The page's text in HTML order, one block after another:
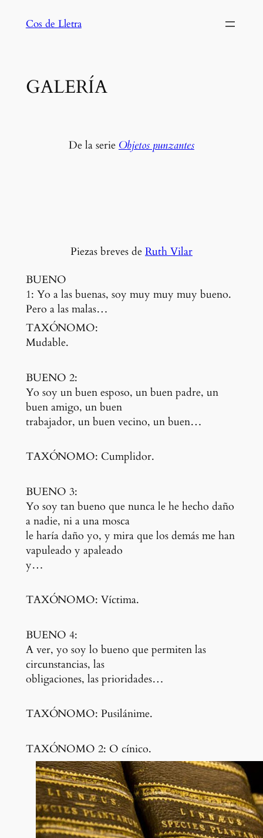
Cos de Lletra
GALERÍA
De la serie Objetos punzantes
Piezas breves de Ruth Vilar
BUENO
1: Yo a las buenas, soy muy muy muy bueno.
Pero a las malas…
TAXÓNOMO:
Mudable.
BUENO 2:
Yo soy un buen esposo, un buen padre, un
buen amigo, un buen
trabajador, un buen vecino, un buen…
TAXÓNOMO: Cumplidor.
BUENO 3:
Yo soy tan bueno que nunca le he hecho daño
a nadie, ni a una mosca
le haría daño yo, y mira que los demás me han
vapuleado y apaleado
y…
TAXÓNOMO: Víctima.
BUENO 4:
A ver, yo soy lo bueno que permiten las
circunstancias, las
obligaciones, las prioridades…
TAXÓNOMO: Pusilánime.
TAXÓNOMO 2: O cínico.